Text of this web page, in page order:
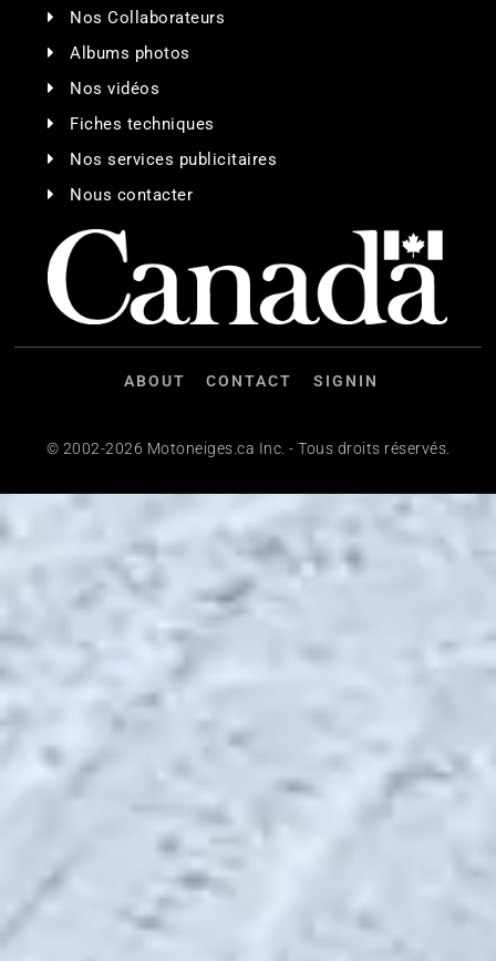
Nos Collaborateurs
Albums photos
Nos vidéos
Fiches techniques
Nos services publicitaires
Nous contacter
ABOUT CONTACT SIGNIN
© 2002-2026 Motoneiges.ca Inc. - Tous droits réservés.